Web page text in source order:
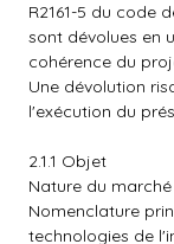
R2161-5 du code
sont dévolues en
cohérence du
Une dévolution
l'exécution du
2.1.1 Objet
Nature du marché
Nomenclature
technologies de